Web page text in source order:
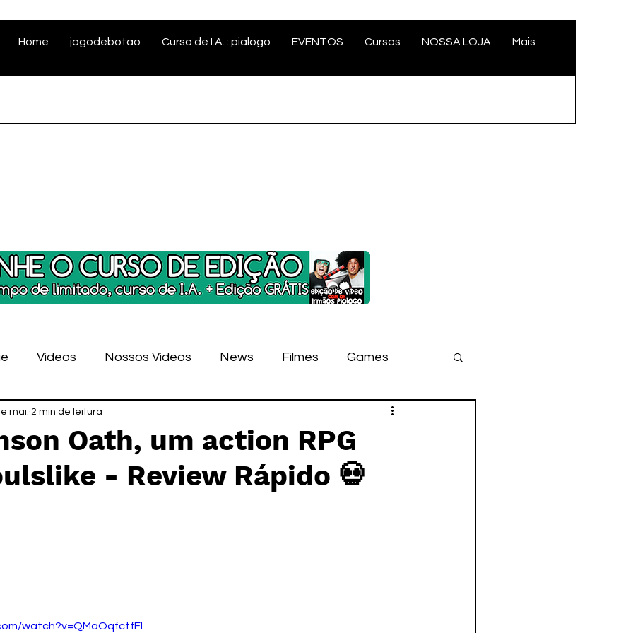
Home jogodebotao Curso de I.A. : pialogo EVENTOS Cursos NOSSA LOJA Mais
Vídeos Nossos Vídeos News Filmes Games
Tecnologia game
BILE games
Oath, um action RPG
- Review Rápido 💀
mai. 2 min de leitura
5 estrelas.
watch?v=QMaOqfctfFI